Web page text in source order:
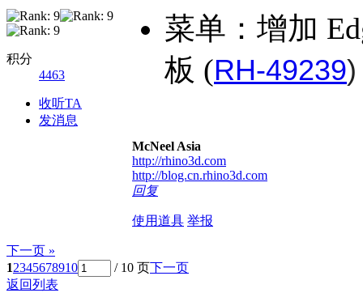
积分
4463
收听TA
发消息
菜单：增加
板 (RH-49239)
McNeel Asia
http://rhino3d.com
http://blog.cn.rhino3d.com
回复
使用道具 举报
下一页 »
12345678910 / 10 页下一页
返回列表